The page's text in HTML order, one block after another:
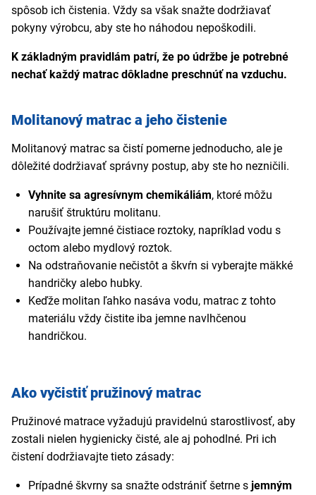
spôsob ich čistenia. Vždy sa však snažte dodržiavať
pokyny výrobcu, aby ste ho náhodou nepoškodili.
K základným pravidlám patrí, že po údržbe je potrebné
nechať každý matrac dôkladne preschnúť na vzduchu.
Molitanový matrac a jeho čistenie
Molitanový matrac sa čistí pomerne jednoducho, ale je
dôležité dodržiavať správny postup, aby ste ho nezničili.
Vyhnite sa agresívnym chemikáliám, ktoré môžu
narušiť štruktúru molitanu.
Používajte jemné čistiace roztoky, napríklad vodu s
octom alebo mydlový roztok.
Na odstraňovanie nečistôt a škvŕn si vyberajte mäkké
handričky alebo hubky.
Keďže molitan ľahko nasáva vodu, matrac z tohto
materiálu vždy čistite iba jemne navlhčenou
handričkou.
Ako vyčistiť pružinový matrac
Pružinové matrace vyžadujú pravidelnú starostlivosť, aby
zostali nielen hygienicky čisté, ale aj pohodlné. Pri ich
čistení dodržiavajte tieto zásady:
Prípadné škvrny sa snažte odstrániť šetrne s jemným